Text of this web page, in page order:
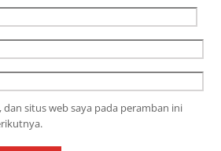
dan situs web saya pada peramban ini